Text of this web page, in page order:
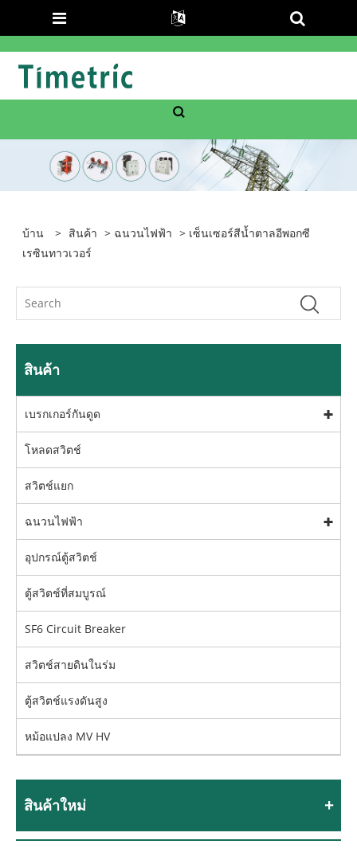
บ้าน > สินค้า > ฉนวนไฟฟ้า > เซ็นเซอร์สีน้ำตาลอีพอกซี
เรซินทาวเวอร์
สินค้า
เบรกเกอร์กันดูด
โหลดสวิตช์
สวิตช์แยก
ฉนวนไฟฟ้า
อุปกรณ์ตู้สวิตช์
ตู้สวิตช์ที่สมบูรณ์
SF6 Circuit Breaker
สวิตช์สายดินในร่ม
ตู้สวิตช์แรงดันสูง
หม้อแปลง MV HV
สินค้าใหม่